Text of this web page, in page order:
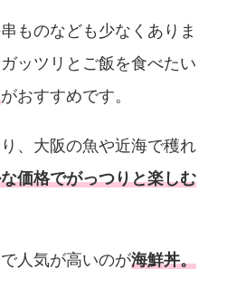
ものなども少なくありま
ッツリとご飯を食べたい
がおすすめです。
、大阪の魚や近海で穫れ
価格でがっつりと楽しむ
人気が高いのが海鮮丼。